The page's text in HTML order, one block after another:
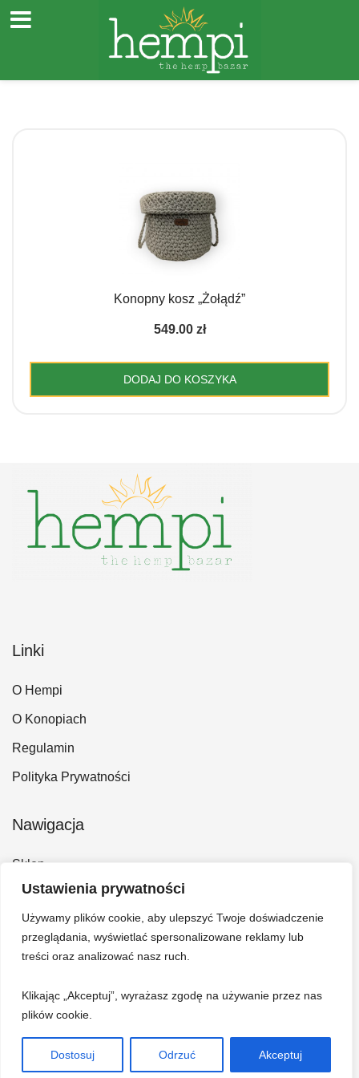
Ustawienia prywatności
Używamy plików cookie, aby ulepszyć Twoje doświadczenie
przeglądania, wyświetlać spersonalizowane reklamy lub
treści oraz analizować nasz ruch.
Klikając „Akceptuj”, wyrażasz zgodę na używanie przez nas
plików cookie.
Dostosuj Odrzuć Akceptuj
Konopny kosz „Żołądź”
549.00 zł
DODAJ DO KOSZYKA
Linki
O Hempi
O Konopiach
Regulamin
Polityka Prywatności
Nawigacja
Sklep
Kontakt
Konto
Koszyk
© 2026 Hempi - Bazar konopny. Wszelkie prawa